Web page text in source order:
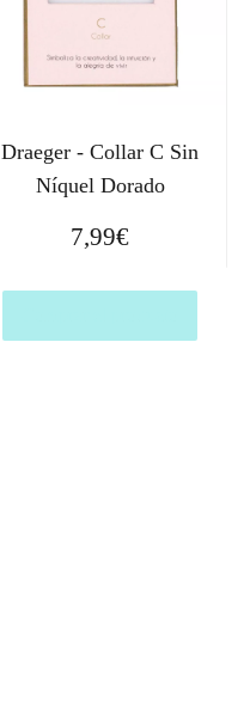
Draeger - Collar C Sin
Níquel Dorado
7,99€